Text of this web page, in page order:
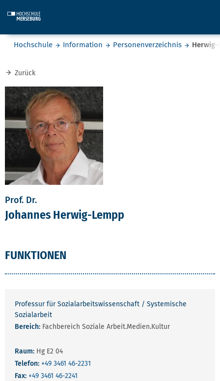
Sie befinden sich hier:
Hochschule Information Personenverzeichnis
Zurück
Prof. Dr.
Johannes Herwig-Lempp
FUNKTIONEN
Professur für Sozialarbeitswissenschaft / Systemische
Sozialarbeit
Bereich: Fachbereich Soziale Arbeit.Medien.Kultur
Raum: Hg E2 04
Telefon: +49 3461 46-2231
Fax: +49 3461 46-2241